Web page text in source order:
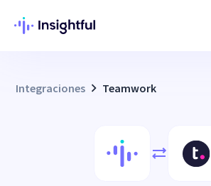
Integraciones Teamwork